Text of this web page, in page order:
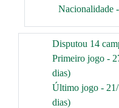
Nacionalidade
Disputou 14
Primeiro jogo -
dias)
Último jogo - 21/
dias)